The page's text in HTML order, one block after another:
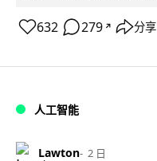
632 279 ↗ 分享
人工智能
Lawton 2 日